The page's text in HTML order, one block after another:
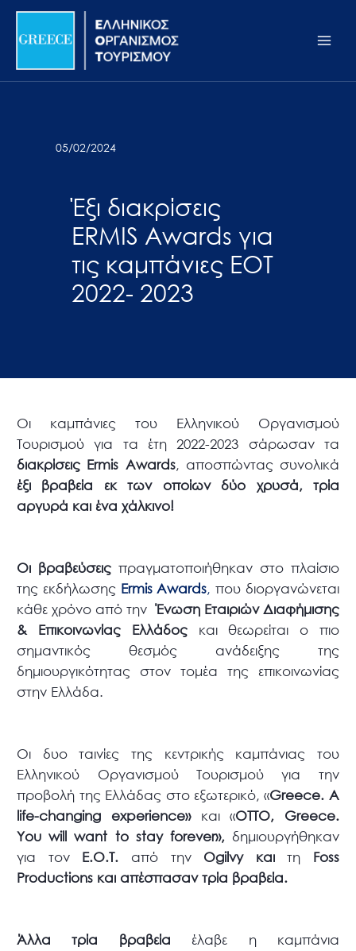
Σημείωση:
ιστότοπος
προσβασιμότητας.
Μετάβαση
περιεχόμενο
05/02/2024
Έξι διακρίσεις
ERMIS Awards για
τις καμπάνιες ΕΟΤ
2022- 2023
Οι καμπάνιες του Ελληνικού Οργανισμού
Τουρισμού για τα έτη 2022-2023 σάρωσαν τα
διακρίσεις Ermis Awards, αποσπώντας συνολικά
έξι βραβεία εκ των οποίων δύο χρυσά, τρία
αργυρά και ένα χάλκινο!
Οι βραβεύσεις πραγματοποιήθηκαν στο πλαίσιο
της εκδήλωσης Ermis Awards, που διοργανώνεται
κάθε χρόνο από τηνΈνωση Εταιριών Διαφήμισης
& Επικοινωνίας
Ελλάδοςκαι θεωρείται ο πιο
σημαντικός θεσμός ανάδειξης της
δημιουργικότητας στον τομέα της επικοινωνίας
στην Ελλάδα.
Οι δυο ταινίες της κεντρικής καμπάνιας του
Ελληνικού Οργανισμού Τουρισμού για την
προβολή της Ελλάδας στο εξωτερικό, «Greece. A
life-changing experience» και «ΟΤΤΟ, Greece.
Youwillwant to stay forever», δημιουργήθηκαν
για τον Ε.Ο.Τ. από την Ogilvy καιτη Foss
Productions και απέσπασαν τρία βραβεία.
Άλλα τρία βραβεία έλαβε η καμπάνια